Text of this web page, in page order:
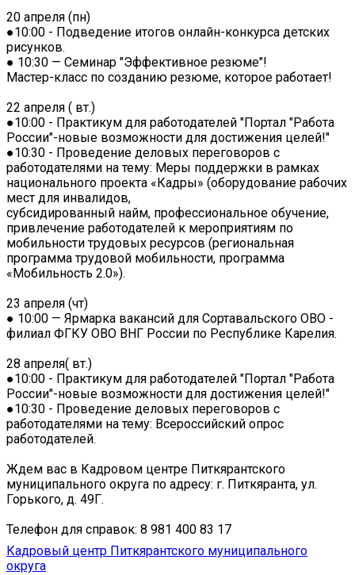
20 апреля (пн)
●10:00 - Подведение итогов онлайн-конкурса детских
рисунков.
● 10:30 — Семинар "Эффективное резюме"!
Мастер-класс по созданию резюме, которое работает!
22 апреля ( вт.)
●10:00 - Практикум для работодателей "Портал "Работа
России"-новые возможности для достижения целей!"
●10:30 - Проведение деловых переговоров с
работодателями на тему: Меры поддержки в рамках
национального проекта «Кадры» (оборудование рабочих
мест для инвалидов,
субсидированный найм, профессиональное обучение,
привлечение работодателей к мероприятиям по
мобильности трудовых ресурсов (региональная
программа трудовой мобильности, программа
«Мобильность 2.0»).
23 апреля (чт)
● 10:00 — Ярмарка вакансий для Сортавальского ОВО -
филиал ФГКУ ОВО ВНГ России по Республике Карелия.
28 апреля( вт.)
●10:00 - Практикум для работодателей "Портал "Работа
России"-новые возможности для достижения целей!"
●10:30 - Проведение деловых переговоров с
работодателями на тему: Всероссийский опрос
работодателей.
Ждем вас в Кадровом центре Питкярантского
муниципального округа по адресу: г. Питкяранта, ул.
Горького, д. 49Г.
Телефон для справок: 8 981 400 83 17
Кадровый центр Питкярантского муниципального
округа